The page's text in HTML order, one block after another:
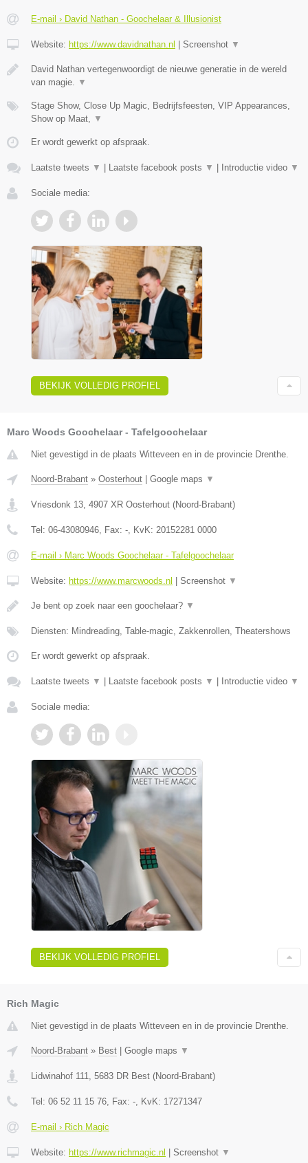
E-mail › David Nathan - Goochelaar & Illusionist
Website: https://www.davidnathan.nl Screenshot ▼
David Nathan vertegenwoordigt de nieuwe generatie in de wereld
van magie.
▼
Stage Show, Close Up Magic, Bedrijfsfeesten, VIP Appearances,
Show op Maat,
▼
Er wordt gewerkt op afspraak.
Laatste tweets ▼ Laatste facebook posts ▼ Introductie video ▼
Sociale media:
BEKIJK VOLLEDIG PROFIEL
Marc Woods Goochelaar - Tafelgoochelaar
Niet gevestigd in de plaats Witteveen en in de provincie Drenthe.
Noord-Brabant » Oosterhout Google maps ▼
Vriesdonk 13, 4907 XR Oosterhout (Noord-Brabant)
Tel: 06-43080946, Fax: -, KvK: 20152281 0000
E-mail › Marc Woods Goochelaar - Tafelgoochelaar
Website: https://www.marcwoods.nl Screenshot ▼
Je bent op zoek naar een goochelaar? ▼
Diensten: Mindreading, Table-magic, Zakkenrollen, Theatershows
Er wordt gewerkt op afspraak.
Laatste tweets ▼ Laatste facebook posts ▼ Introductie video ▼
Sociale media:
BEKIJK VOLLEDIG PROFIEL
Rich Magic
Niet gevestigd in de plaats Witteveen en in de provincie Drenthe.
Noord-Brabant » Best Google maps ▼
Lidwinahof 111, 5683 DR Best (Noord-Brabant)
Tel: 06 52 11 15 76, Fax: -, KvK: 17271347
E-mail › Rich Magic
Website: https://www.richmagic.nl Screenshot ▼